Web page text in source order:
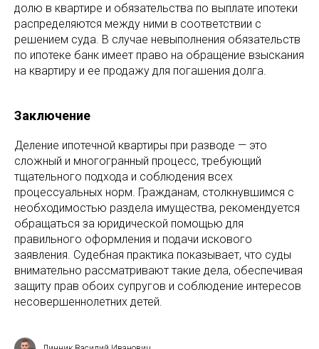
долю в квартире и обязательства по выплате ипотеки
распределяются между ними в соответствии с
решением суда. В случае невыполнения обязательств
по ипотеке банк имеет право на обращение взыскания
на квартиру и ее продажу для погашения долга.
Заключение
Деление ипотечной квартиры при разводе — это
сложный и многогранный процесс, требующий
тщательного подхода и соблюдения всех
процессуальных норм. Гражданам, столкнувшимся с
необходимостью раздела имущества, рекомендуется
обращаться за юридической помощью для
правильного оформления и подачи искового
заявления. Судебная практика показывает, что суды
внимательно рассматривают такие дела, обеспечивая
защиту прав обоих супругов и соблюдение интересов
несовершеннолетних детей.